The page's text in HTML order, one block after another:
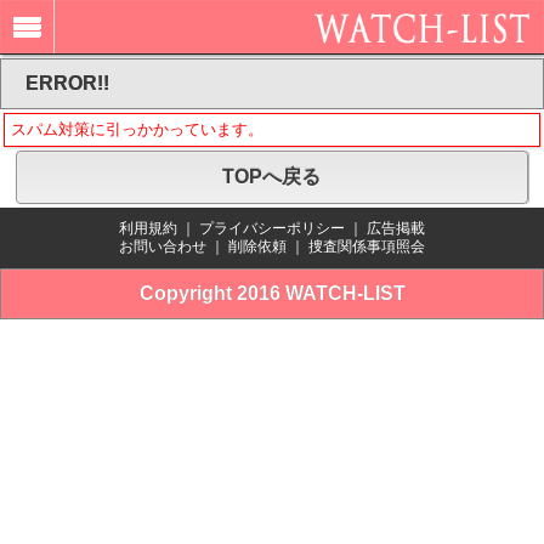
ERROR!!
スパム対策に引っかかっています。
TOPへ戻る
利用規約 プライバシーポリシー
広告掲載
お問い合わせ
削除依頼 捜査関係事項照会
Copyright 2016 WATCH-LIST